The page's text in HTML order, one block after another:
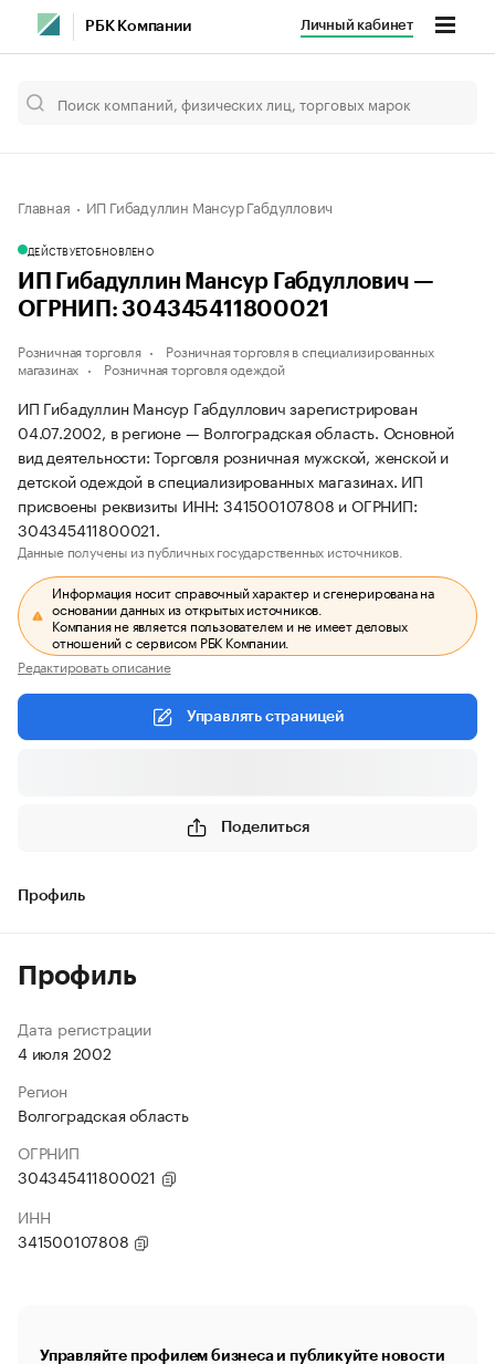
РБК Компании Личный кабинет
Главная ИП Гибадуллин Мансур Габдуллович
ДЕЙСТВУЕТОБНОВЛЕНО
ИП Гибадуллин Мансур Габдуллович —
ОГРНИП: 304345411800021
Розничная торговля
Розничная торговля в специализированных
магазинах
Розничная торговля одеждой
ИП Гибадуллин Мансур Габдуллович зарегистрирован
04.07.2002, в регионе — Волгоградская область. Основной
вид деятельности: Торговля розничная мужской, женской и
детской одеждой в специализированных магазинах. ИП
присвоены реквизиты ИНН: 341500107808 и ОГРНИП:
304345411800021.
Данные получены из публичных государственных источников.
Информация носит справочный характер и сгенерирована на
основании данных из открытых источников.
Компания не является пользователем и не имеет деловых
отношений с сервисом РБК Компании.
Редактировать описание
Управлять страницей
Поделиться
Профиль
Профиль
Дата регистрации
4 июля 2002
Регион
Волгоградская область
ОГРНИП
304345411800021
ИНН
341500107808
Управляйте профилем бизнеса и публикуйте новости